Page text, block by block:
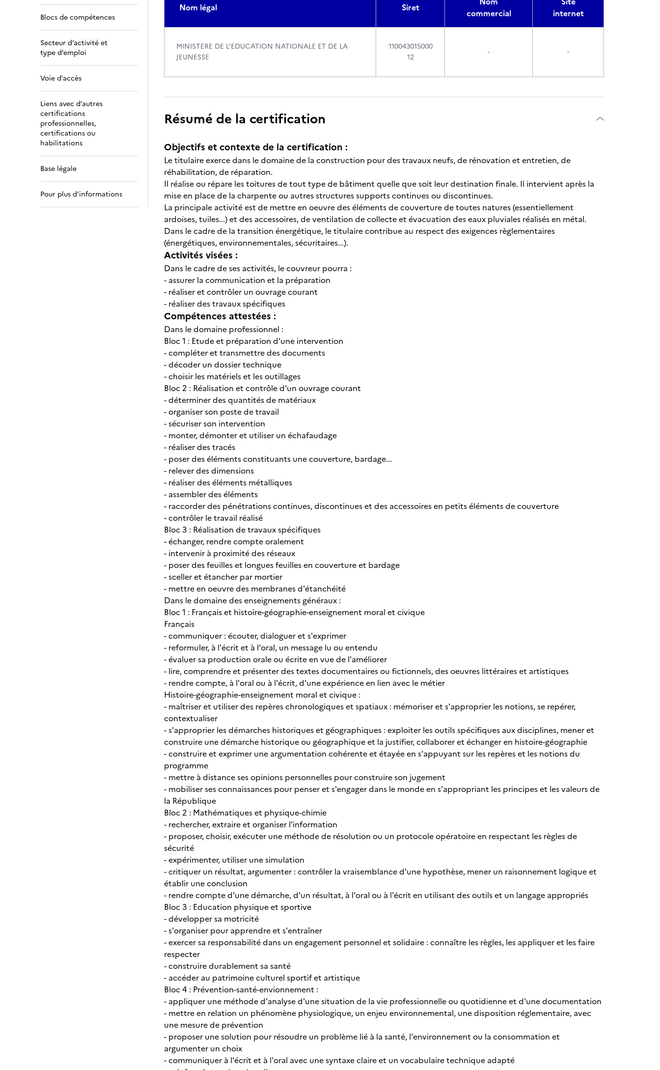
Blocs de compétences
Secteur d’activité et
type d’emploi
Voie d’accès
Liens avec d’autres
certifications
professionnelles,
certifications ou
habilitations
Base légale
Pour plus d’informations
Nom légal Siret
commercial
internet
MINISTERE DE L'EDUCATION NATIONALE ET DE LA
JEUNESSE
110043015000
12
- -
Résumé de la certification
Objectifs et contexte de la certification :
Le titulaire exerce dans le domaine de la construction pour des travaux neufs, de rénovation et entretien, de
réhabilitation, de réparation.
Il réalise ou répare les toitures de tout type de bâtiment quelle que soit leur destination finale. Il intervient après la
mise en place de la charpente ou autres structures supports continues ou discontinues.
La principale activité est de mettre en oeuvre des éléments de couverture de toutes natures (essentiellement
ardoises, tuiles...) et des accessoires, de ventilation de collecte et évacuation des eaux pluviales réalisés en métal.
Dans le cadre de la transition énergétique, le titulaire contribue au respect des exigences règlementaires
(énergétiques, environnementales, sécuritaires...).
Activités visées :
Dans le cadre de ses activités, le couvreur pourra :
- assurer la communication et la préparation
- réaliser et contrôler un ouvrage courant
- réaliser des travaux spécifiques
Compétences attestées :
Dans le domaine professionnel :
Bloc 1 : Etude et préparation d'une intervention
- compléter et transmettre des documents
- décoder un dossier technique
- choisir les matériels et les outillages
Bloc 2 : Réalisation et contrôle d'un ouvrage courant
- déterminer des quantités de matériaux
- organiser son poste de travail
- sécuriser son intervention
- monter, démonter et utiliser un échafaudage
- réaliser des tracés
- poser des éléments constituants une couverture, bardage...
- relever des dimensions
- réaliser des éléments métalliques
- assembler des éléments
- raccorder des pénétrations continues, discontinues et des accessoires en petits éléments de couverture
- contrôler le travail réalisé
Bloc 3 : Réalisation de travaux spécifiques
- échanger, rendre compte oralement
- intervenir à proximité des réseaux
- poser des feuilles et longues feuilles en couverture et bardage
- sceller et étancher par mortier
- mettre en oeuvre des membranes d'étanchéité
Dans le domaine des enseignements généraux :
Bloc 1 : Français et histoire-géographie-enseignement moral et civique
Français
- communiquer : écouter, dialoguer et s'exprimer
- reformuler, à l'écrit et à l'oral, un message lu ou entendu
- évaluer sa production orale ou écrite en vue de l'améliorer
- lire, comprendre et présenter des textes documentaires ou fictionnels, des oeuvres littéraires et artistiques
- rendre compte, à l'oral ou à l'écrit, d'une expérience en lien avec le métier
Histoire-géographie-enseignement moral et civique :
- maîtriser et utiliser des repères chronologiques et spatiaux : mémoriser et s'approprier les notions, se repérer,
contextualiser
- s'approprier les démarches historiques et géographiques : exploiter les outils spécifiques aux disciplines, mener et
construire une démarche historique ou géographique et la justifier, collaborer et échanger en histoire-géographie
- construire et exprimer une argumentation cohérente et étayée en s'appuyant sur les repères et les notions du
programme
- mettre à distance ses opinions personnelles pour construire son jugement
- mobiliser ses connaissances pour penser et s'engager dans le monde en s'appropriant les principes et les valeurs de
la République
Bloc 2 : Mathématiques et physique-chimie
- rechercher, extraire et organiser l'information
- proposer, choisir, exécuter une méthode de résolution ou un protocole opératoire en respectant les règles de
sécurité
- expérimenter, utiliser une simulation
- critiquer un résultat, argumenter : contrôler la vraisemblance d'une hypothèse, mener un raisonnement logique et
établir une conclusion
- rendre compte d'une démarche, d'un résultat, à l'oral ou à l'écrit en utilisant des outils et un langage appropriés
Bloc 3 : Education physique et sportive
- développer sa motricité
- s'organiser pour apprendre et s'entraîner
- exercer sa responsabilité dans un engagement personnel et solidaire : connaître les règles, les appliquer et les faire
respecter
- construire durablement sa santé
- accéder au patrimoine culturel sportif et artistique
Bloc 4 : Prévention-santé-envionnement :
- appliquer une méthode d'analyse d'une situation de la vie professionnelle ou quotidienne et d'une documentation
- mettre en relation un phénomène physiologique, un enjeu environnemental, une disposition réglementaire, avec
une mesure de prévention
- proposer une solution pour résoudre un problème lié à la santé, l'environnement ou la consommation et
argumenter un choix
- communiquer à l'écrit et à l'oral avec une syntaxe claire et un vocabulaire technique adapté